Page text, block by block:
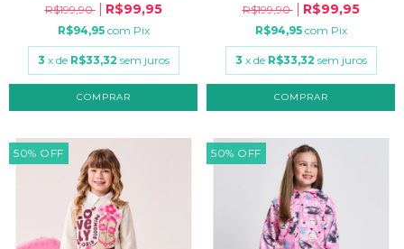
R$199,90
R$99,95
R$94,95 com Pix
3 x de R$33,32 sem juros
COMPRAR
R$199,90
R$99,95
R$94,95 com Pix
3 x de R$33,32 sem juros
COMPRAR
50% OFF 50% OFF